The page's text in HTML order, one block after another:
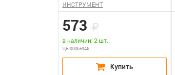
двухкомпонентная рукотяка, 13
ИНСТРУМЕНТ
573
в наличии: 2 шт.
ЦБ-00065946